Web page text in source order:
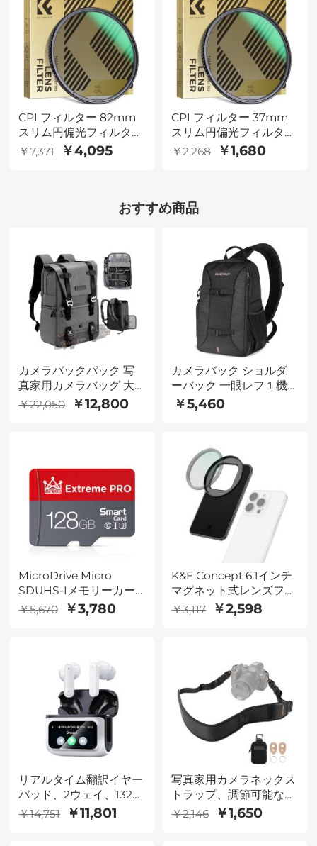
CPLフィルター 82mm
スリム円偏光フィルター
偏光フィルター 円偏光
フィルター Nano-
￥7,371 ￥4,095
CPLフィルター 37mm
スリム円偏光フィルター
偏光フィルター 円偏光
フィルター Nano-
￥2,268 ￥1,680
おすすめ商品
カメラバックパック 写
真家用カメラバッグ 大
容量カメラケース レイ
DJI Mavic Drone対応 -
バックパック 20L
Urban Wander 01 (スチ
ールグレー)
￥22,050 ￥12,800
カメラバック ショルダ
ーバック 一眼レフ１機
４レンズ 黒色 軽便
￥5,460
MicroDrive Micro
SDUHS-Iメモリーカー
ド128GB
￥5,670 ￥3,780
K&F Concept 6.1インチ
マグネット式レンズフィ
ルターマウントアダプタ
ー iPhoneおよび67mm
16/15/14/13/12 Proに対応
（フィルターは付属しま
せん）
￥3,117 ￥2,598
リアルタイム翻訳イヤー
バッド、2ウェイ、132言
語／アクセント対応、音
声／ビデオ通話翻訳、AI
￥14,751 ￥11,801
写真家用カメラネックス
トラップ、調節可能なナ
イロンカメラストラッ
プ、Sony Canon Nikon
￥2,146 ￥1,650